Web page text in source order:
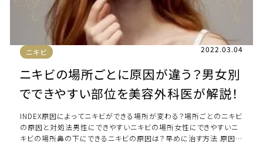
ニキビ 2022.03.04
ニキビの場所ごとに原因が違う？男女別
でできやすい部位を美容外科医が解説！
INDEX原因によってニキビができる場所が変わる？場所ごとのニキビ
の原因と対処法男性にできやすいニキビの場所女性にできやすいニ
キビの場所鼻の下にできるニキビの原因は？早めに治す方法 原因